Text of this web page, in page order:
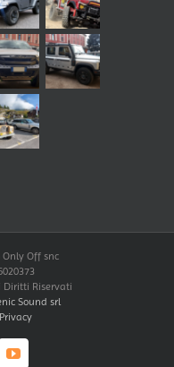
Only Off snc
Diritti Riservati
Sound srl
YouTube